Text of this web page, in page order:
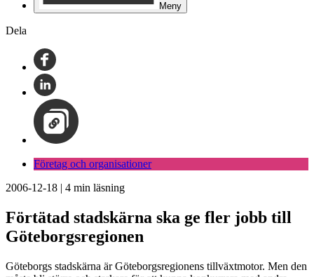
Meny
Dela
Företag och organisationer
2006-12-18 | 4 min läsning
Förtätad stadskärna ska ge fler jobb till
Göteborgsregionen
Göteborgs stadskärna är Göteborgsregionens tillväxtmotor. Men den